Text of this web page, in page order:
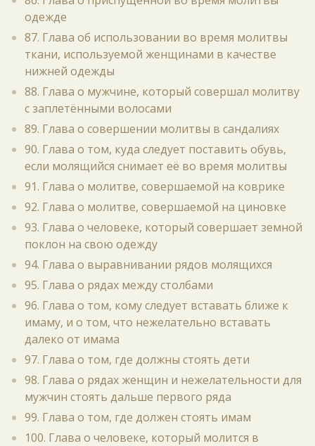
одежде
87. Глава об использовании во время молитвы
ткани, используемой женщинами в качестве
нижней одежды
88. Глава о мужчине, который совершал молитву
с заплетёнными волосами
89. Глава о совершении молитвы в сандалиях
90. Глава о том, куда следует поставить обувь,
если молящийся снимает её во время молитвы
91. Глава о молитве, совершаемой на коврике
92. Глава о молитве, совершаемой на циновке
93. Глава о человеке, который совершает земной
поклон на свою одежду
94. Глава о выравнивании рядов молящихся
95. Глава о рядах между столбами
96. Глава о том, кому следует вставать ближе к
имаму, и о том, что нежелательно вставать
далеко от имама
97. Глава о том, где должны стоять дети
98. Глава о рядах женщин и нежелательности для
мужчин стоять дальше первого ряда
99. Глава о том, где должен стоять имам
100. Глава о человеке, который молится в